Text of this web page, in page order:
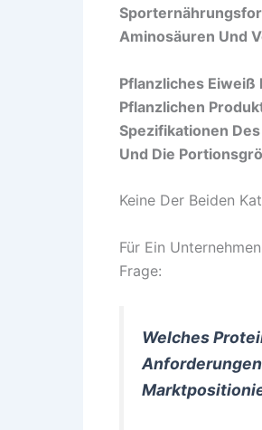
Aminosäuren Und
Pflanzliches Eiweiß
Pflanzlichen
Spezifikationen
Und Die
Keine Der Beiden
Für Ein
Frage:
Welches